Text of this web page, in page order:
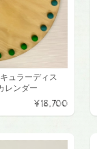
ュラーディス
レンダー
¥18,700